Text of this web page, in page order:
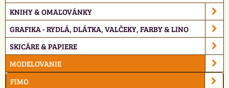
KNIHY & OMAĽOVÁNKY
GRAFIKA - RYDLÁ, DLÁTKA, VALČEKY, FARBY & LINO
SKICÁRE & PAPIERE
MODELOVANIE
FIMO